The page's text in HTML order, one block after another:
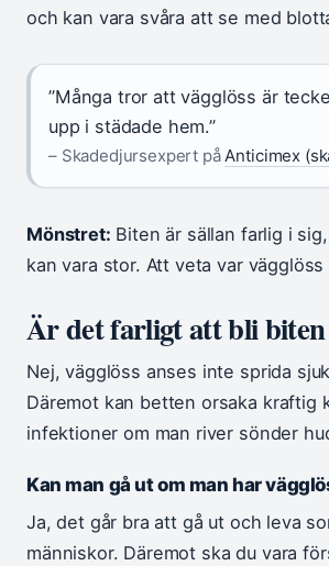
och kan vara svåra att se med
”Många tror att vägglöss är
upp i städade hem.”
– Skadedjursexpert påAnticimex
Mönstret: Biten är sällan farlig i
kan vara stor. Att veta var
Är det farligt att bli biten
Nej, vägglöss anses inte sprida
Däremot kan betten orsaka kraftig
infektioner om man river sönder
Kan man gå ut om man har
Ja, det går bra att gå ut och leva
människor. Däremot ska du vara